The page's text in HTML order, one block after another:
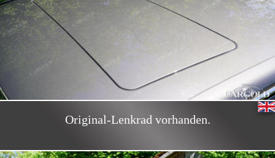
Original-Lenkrad vorhanden.